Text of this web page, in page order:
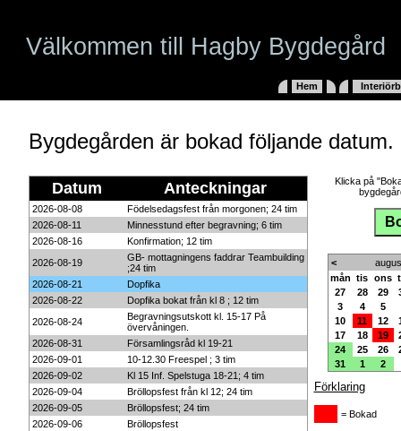
Hem
Bygdegården är bokad följande datum.
Datum Anteckningar
2026-08-08
Födelsedagsfest från morgonen; 24 tim
2026-08-11
Minnesstund efter begravning; 6 tim
2026-08-16
Konfirmation; 12 tim
2026-08-19
GB- mottagningens faddrar Teambuilding
;24 tim
2026-08-21
Dopfika
2026-08-22
Dopfika bokat från kl 8 ; 12 tim
2026-08-24
Begravningsutskott kl. 15-17 På
övervåningen.
2026-08-31
Församlingsråd kl 19-21
2026-09-01
10-12.30 Freespel ; 3 tim
2026-09-02
Kl 15 Inf. Spelstuga 18-21; 4 tim
2026-09-04
Bröllopsfest från kl 12; 24 tim
2026-09-05
Bröllopsfest; 24 tim
2026-09-06
Bröllopsfest
Klicka på
<
mån tis ons
27
28 29
3
4
5
10
11 12
17
18 19
24
25 26
31
1 2
Förklaring
= Bokad
Välkommen till Hagby Bygdegård